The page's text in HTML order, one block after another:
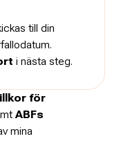
till din
i nästa steg.
för
ABFs
mina